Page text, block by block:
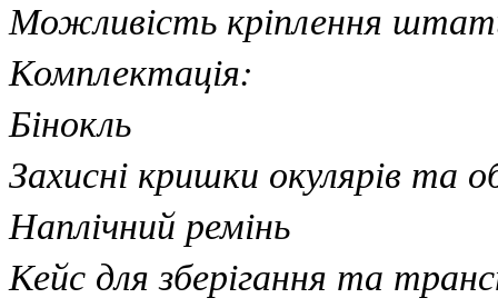
Можливість кріплення
Комплектація:
Бінокль
Захисні кришки окулярів та
Наплічний ремінь
Кейс для зберігання та